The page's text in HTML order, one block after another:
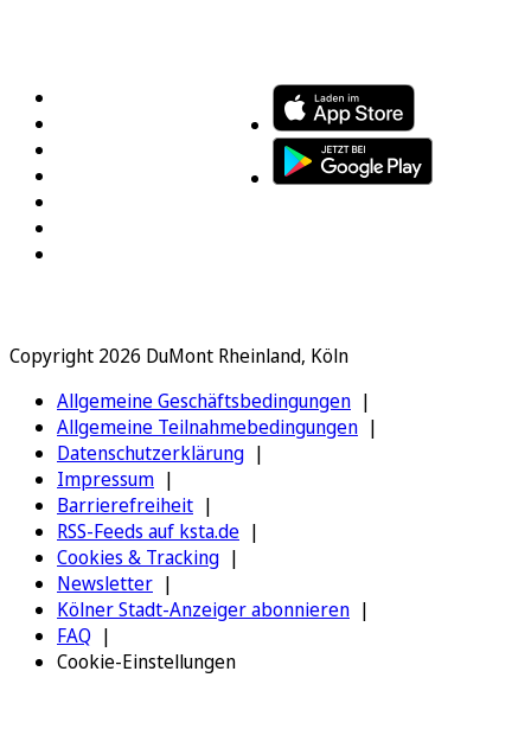
Copyright 2026 DuMont Rheinland, Köln
Allgemeine Geschäftsbedingungen
Allgemeine Teilnahmebedingungen
Datenschutzerklärung
Impressum
Barrierefreiheit
RSS-Feeds auf ksta.de
Cookies & Tracking
Newsletter
Kölner Stadt-Anzeiger abonnieren
FAQ
Cookie-Einstellungen